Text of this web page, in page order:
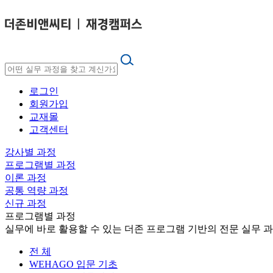
로그인
회원가입
교재몰
고객센터
강사별 과정
프로그램별 과정
이론 과정
공통 역량 과정
신규 과정
프로그램별 과정
실무에 바로 활용할 수 있는 더존 프로그램 기반의 전문 실무
전 체
WEHAGO 입문 기초